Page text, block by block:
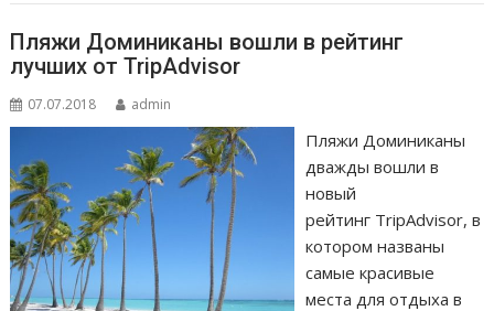
т
ь
Пляжи Доминиканы вошли в рейтинг
лучших от TripAdvisor
07.07.2018 admin
Пляжи Доминиканы
дважды вошли в
новый
рейтинг TripAdvisor, в
котором названы
самые красивые
места для отдыха в